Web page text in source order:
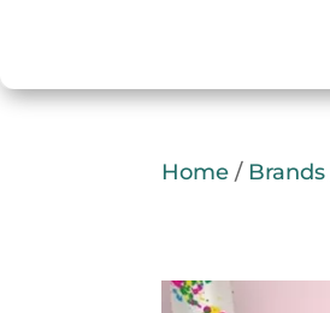
Home / Brands